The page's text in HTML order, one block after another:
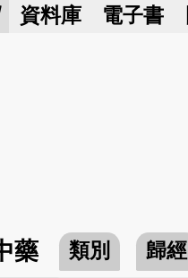
資料庫 電子書
藥 類別 歸經